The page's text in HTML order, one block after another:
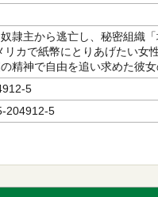
隷主から逃亡し、秘密組織
リカで紙幣にとりあげたい女
精神で自由を追い求めた彼
5
204912-5